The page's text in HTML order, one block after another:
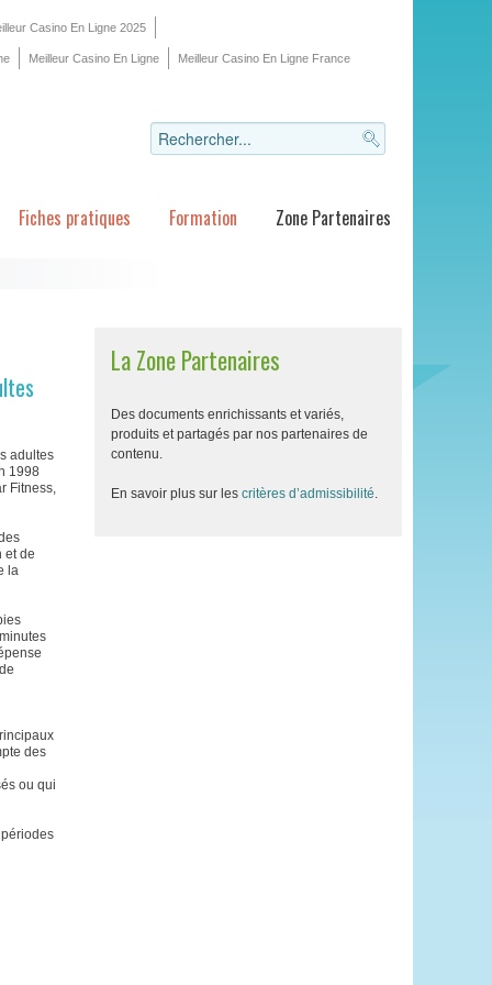
Casino En Ligne 2025
Meilleur Casino En Ligne Meilleur Casino En Ligne France
Fiches pratiques Formation Zone Partenaires
adultes
1998
Fitness,
et de
la
des
ou qui
La Zone Partenaires
Des documents enrichissants et variés,
produits et partagés par nos partenaires de
contenu.
En savoir plus sur les critères d’admissibilité.